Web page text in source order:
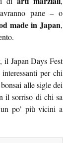
pane – o
made in Japan,
il Japan Days Fest
per chi
alle sigle dei
il sorriso di chi sa
po’ più vicini a